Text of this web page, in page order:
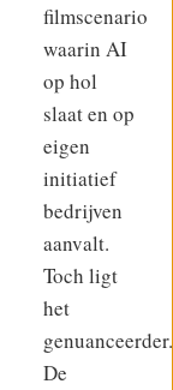
filmscenario
waarin AI
op hol
slaat en op
eigen
initiatief
bedrijven
aanvalt.
Toch ligt
het
genuanceerder.
De